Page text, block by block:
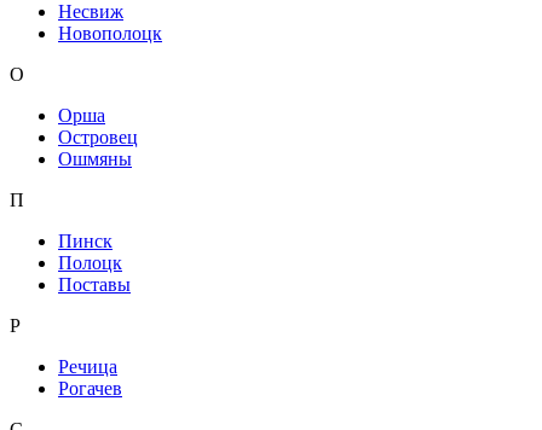
Несвиж
Новополоцк
О
Орша
Островец
Ошмяны
П
Пинск
Полоцк
Поставы
Р
Речица
Рогачев